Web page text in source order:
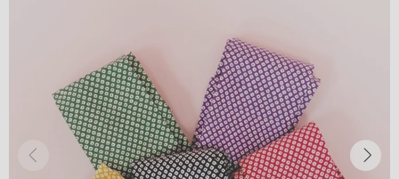
Pedidos
Envío y Seguimiento